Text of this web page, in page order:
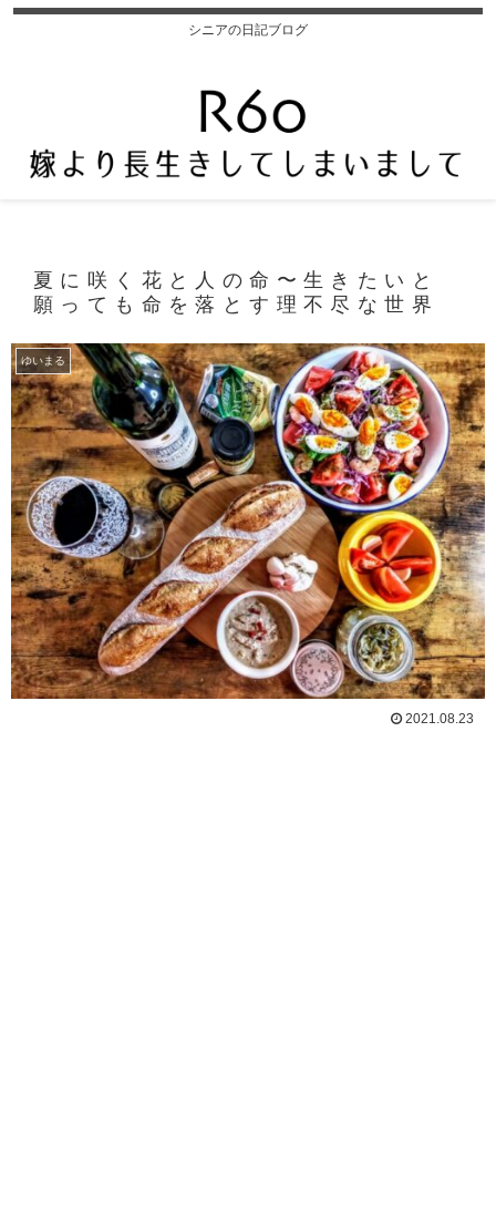
シニアの日記ブログ
夏に咲く花と人の命〜生きたいと
願っても命を落とす理不尽な世界
ゆいまる
2021.08.23